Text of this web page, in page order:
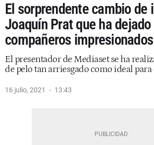
El sorprendente cambio de
Joaquín Prat que ha
compañeros impresionados
El presentador de Mediaset se ha
de pelo tan arriesgado como ideal para
16 julio, 2021 13:43